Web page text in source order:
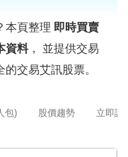
本頁整理 即時買賣
資料， 並提供交易
交易艾訊股票。
包) 股價趨勢 立即詢